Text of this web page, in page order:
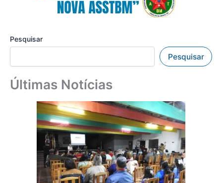
Pesquisar
Pesquisar
Últimas Notícias